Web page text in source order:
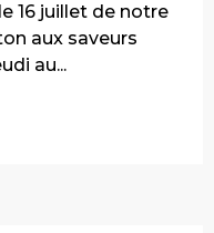
16 juillet de notre
aux saveurs
au...